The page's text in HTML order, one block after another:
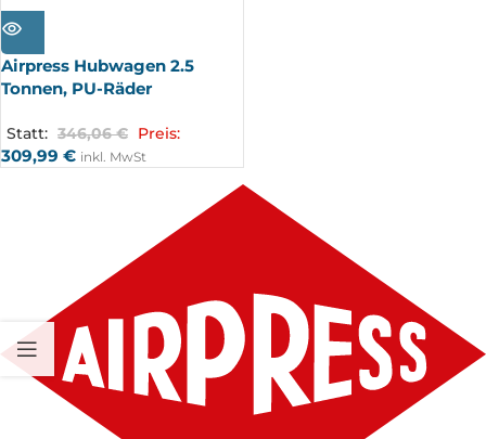
AUSV
ERKA
Airpress Hubwagen 2.5
Tonnen, PU-Räder
Statt: 346,06€ Preis:
309,99 € inkl. MwSt